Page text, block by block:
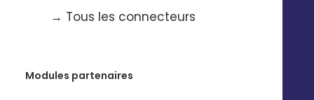
→ Tous les connecteurs
Modules partenaires
jour de contacts d’une application à